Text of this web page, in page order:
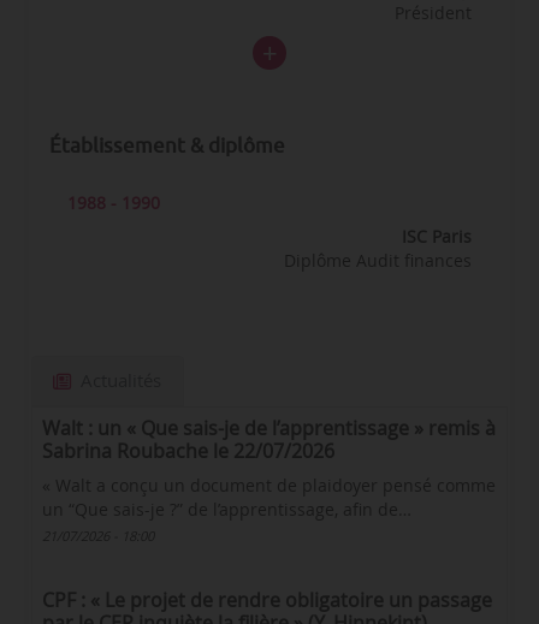
Président
Établissement & diplôme
1988 - 1990
ISC Paris
Diplôme Audit finances
Walt : un « Que sais-je de l’apprentissage » remis à
Sabrina Roubache le 22/07/2026
« Walt a conçu un document de plaidoyer pensé comme
un “Que sais-je ?” de l’apprentissage, afin de…
21/07/2026 - 18:00
CPF : « Le projet de rendre obligatoire un passage